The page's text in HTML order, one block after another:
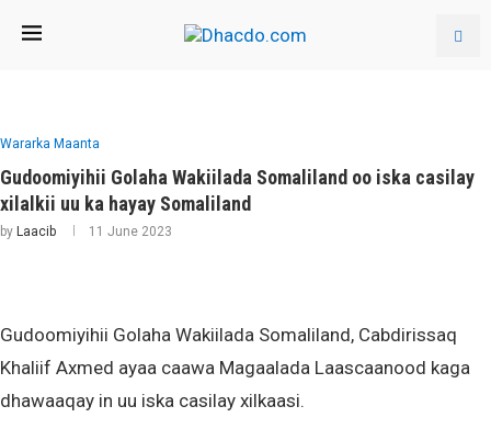
Wararka Maanta
Gudoomiyihii Golaha Wakiilada Somaliland oo iska casilay
xilalkii uu ka hayay Somaliland
by Laacib 11 June 2023
Gudoomiyihii Golaha Wakiilada Somaliland, Cabdirissaq
Khaliif Axmed ayaa caawa Magaalada Laascaanood kaga
dhawaaqay in uu iska casilay xilkaasi.